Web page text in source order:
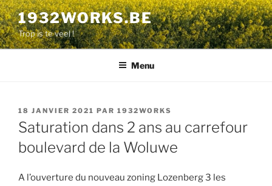
Aller
au
contenu
principal
1932WORKS.BE
Trop is te veel !
Menu
PUBLIÉ
LE
18 JANVIER 2021 PAR 1932WORKS
Saturation dans 2 ans au carrefour
boulevard de la Woluwe
A l’ouverture du nouveau zoning Lozenberg 3 les